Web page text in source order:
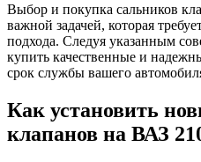
Выбор и покупка сальников
важной задачей, которая
подхода. Следуя указанным
купить качественные и
срок службы вашего
Как установить
клапанов на ВАЗ